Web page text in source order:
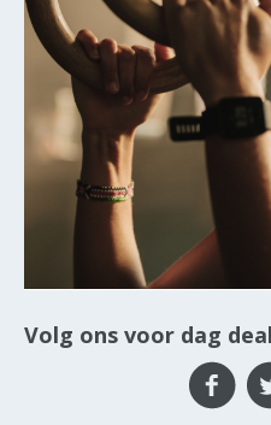
Volg ons voor dag